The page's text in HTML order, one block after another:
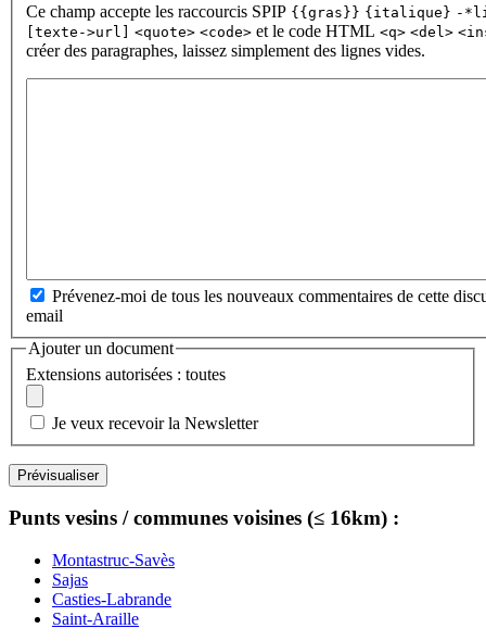
Ce champ accepte les raccourcis SPIP {{gras}} {italique} -
[texte->url]
<quote> <code> et le code HTML <q> <del>
créer des paragraphes, laissez simplement des lignes vides.
Prévenez-moi de tous les nouveaux commentaires de cette
email
Ajouter un document
Extensions autorisées : toutes
Je veux recevoir la Newsletter
Punts vesins / communes voisines (≤ 16km) :
Montastruc-Savès
Sajas
Casties-Labrande
Saint-Araille